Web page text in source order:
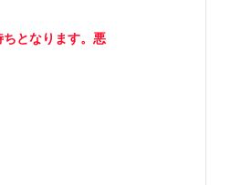
となります。悪